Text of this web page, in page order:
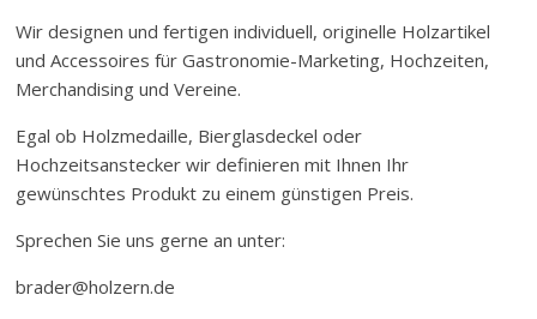
Wir designen und fertigen individuell, originelle Holzartikel
und Accessoires für Gastronomie-Marketing, Hochzeiten,
Merchandising und Vereine.
Egal ob Holzmedaille, Bierglasdeckel oder
Hochzeitsanstecker wir definieren mit Ihnen Ihr
gewünschtes Produkt zu einem günstigen Preis.
Sprechen Sie uns gerne an unter:
brader@holzern.de